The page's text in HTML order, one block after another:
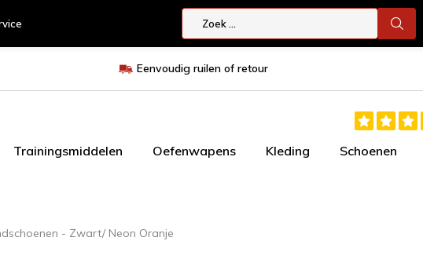
Eenvoudig ruilen of retour
Trainingsmiddelen Oefenwapens Kleding Schoenen
- Zwart/ Neon Oranje